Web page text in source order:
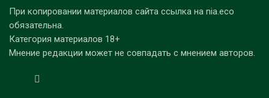
При копировании материалов сайта ссылка на nia.eco
обязательна.
Категория материалов 18+
Мнение редакции может не совпадать с мнением авторов.